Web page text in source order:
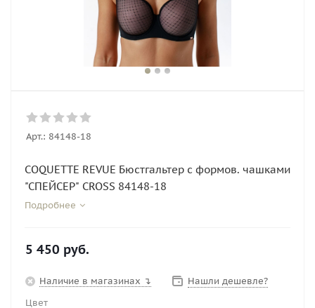
Арт.: 84148-18
COQUETTE REVUE Бюстгальтер с формов. чашками
"СПЕЙСЕР" CROSS 84148-18
Подробнее
5 450 руб.
Наличие в магазинах ↴
Нашли дешевле?
Цвет